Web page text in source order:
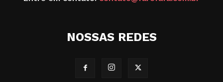
NOSSAS REDES